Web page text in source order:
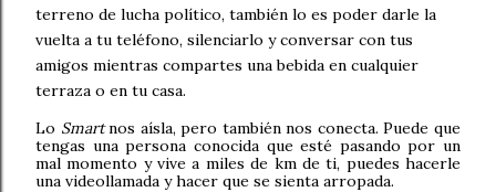
terreno de lucha político, también lo es poder darle la
vuelta a tu teléfono, silenciarlo y conversar con tus
amigos mientras compartes una bebida en cualquier
terraza o en tu casa.
Lo Smartnos aísla, pero también nos conecta. Puede que
tengas una persona conocida que esté pasando por un
mal momento y vive a miles de km de ti, puedes hacerle
una videollamada y hacer que se sienta arropada.